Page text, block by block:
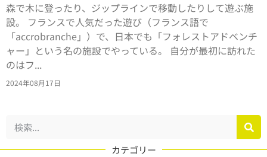
森で木に登ったり、ジップラインで移動したりして遊ぶ施
設。 フランスで人気だった遊び（フランス語で
「accrobranche」）で、日本でも「フォレストアドベンチ
ャー」という名の施設でやっている。 自分が最初に訪れた
のはフ...
2024年08月17日
カテゴリー